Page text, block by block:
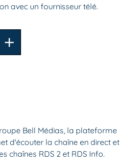
avec un fournisseur télé.
Bell Médias, la plateforme
d'écouter la chaîne en direct et
chaînes RDS 2 et RDS Info.